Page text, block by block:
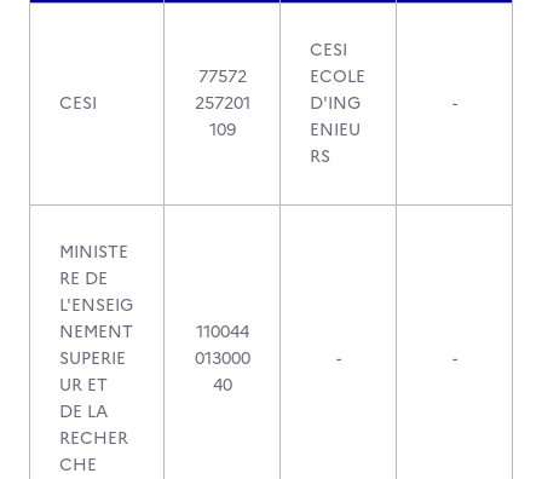
CESI
77572
257201
109
CESI
ECOLE
D'ING
ENIEU
RS
-
MINISTE
RE DE
L'ENSEIG
NEMENT
SUPERIE
UR ET
DE LA
RECHER
CHE
110044
013000
40
- -